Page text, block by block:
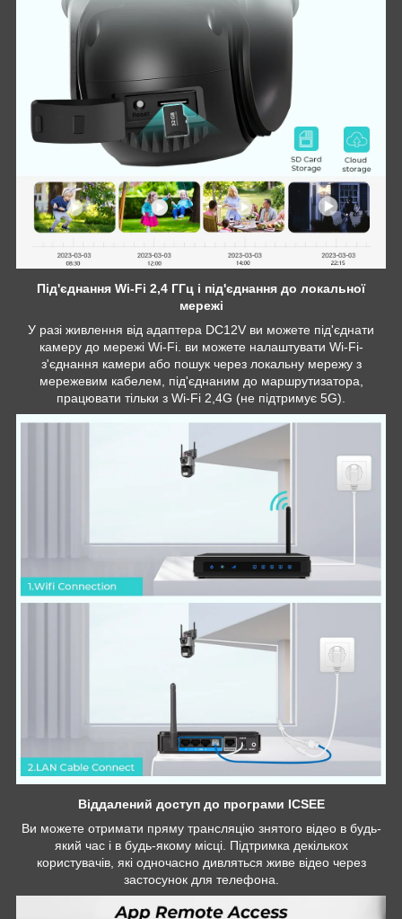
Під'єднання Wi-Fi 2,4 ГГц і під'єднання до локальної
мережі
У разі живлення від адаптера DC12V ви можете під'єднати
камеру до мережі Wi-Fi. ви можете налаштувати Wi-Fi-
з'єднання камери або пошук через локальну мережу з
мережевим кабелем, під'єднаним до маршрутизатора,
працювати тільки з Wi-Fi 2,4G (не підтримує 5G).
Віддалений доступ до програми ICSEE
Ви можете отримати пряму трансляцію знятого відео в будь-
який час і в будь-якому місці. Підтримка декількох
користувачів, які одночасно дивляться живе відео через
застосунок для телефона.